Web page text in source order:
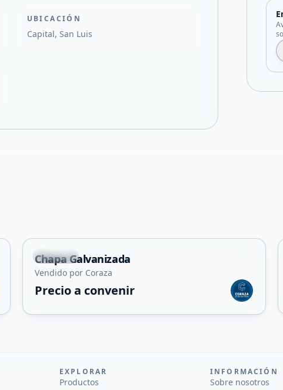
UBICACIÓN
Capital, San Luis
Capital
Chapa Galvanizada
Vendido por Coraza
Precio a convenir
EXPLORAR
Productos
INFORMACIÓN
Sobre nosotros